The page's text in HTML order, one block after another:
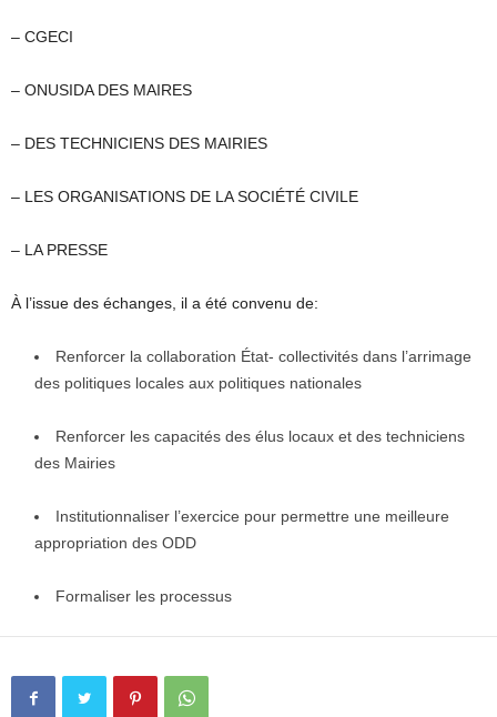
– CGECI
– ONUSIDA DES MAIRES
– DES TECHNICIENS DES MAIRIES
– LES ORGANISATIONS DE LA SOCIÉTÉ CIVILE
– LA PRESSE
À l’issue des échanges, il a été convenu de:
Renforcer la collaboration État- collectivités dans l’arrimage
des politiques locales aux politiques nationales
Renforcer les capacités des élus locaux et des techniciens
des Mairies
Institutionnaliser l’exercice pour permettre une meilleure
appropriation des ODD
Formaliser les processus